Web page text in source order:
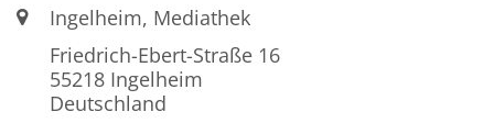
Ort: Ingelheim, Mediathek
Friedrich-Ebert-Straße 16
55218 Ingelheim
Deutschland